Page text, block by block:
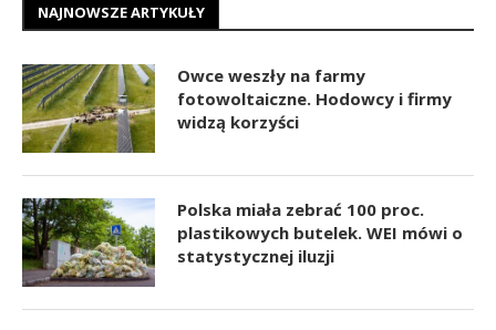
NAJNOWSZE ARTYKUŁY
Owce weszły na farmy
fotowoltaiczne. Hodowcy i firmy
widzą korzyści
Polska miała zebrać 100 proc.
plastikowych butelek. WEI mówi o
statystycznej iluzji